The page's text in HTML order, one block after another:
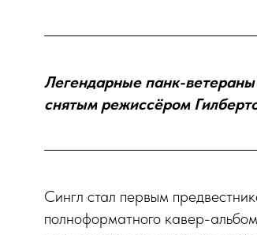
Легендарные панк-
снятым режиссёром
Сингл стал первым
полноформатного кавер-